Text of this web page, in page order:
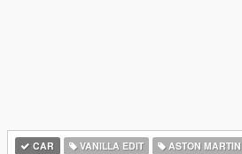
CAR VANILLA EDIT ASTON MARTIN